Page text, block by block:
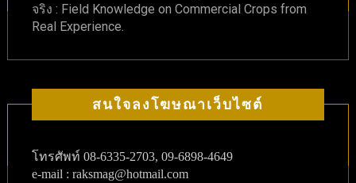
จริง : Field Knowledge on Commercial Crops from
Real Experience.
สนใจลงโฆษณาเว็บไซต์
โทรศัพท์ 08-6335-2703, 09-6898-4649
e-mail : raksmag@hotmail.com